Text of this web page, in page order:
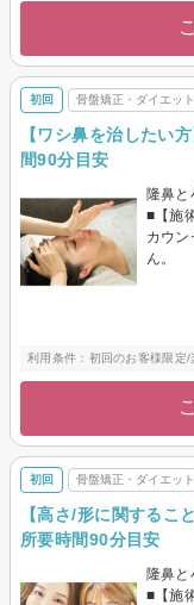
初回 骨盤矯正・ダイエット
【ワシ鼻を治したい
間90分目安
隆鼻
■【施
カウ
ん。
利用条件：初回のお客様限定
初回 骨盤矯正・ダイエット
【高さ/形に関するこ
所要時間90分目安
隆鼻と
■【施